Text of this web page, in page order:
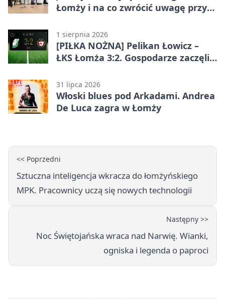
Łomży i na co zwrócić uwagę przy
1 sierpnia 2026
[PIŁKA NOŻNA] Pelikan Łowicz –
ŁKS Łomża 3:2. Gospodarze zaczęli
Liga Grupa 1 (Grupa I)
31 lipca 2026
Włoski blues pod Arkadami. Andrea
De Luca zagra w Łomży
<< Poprzedni
Sztuczna inteligencja wkracza do łomżyńskiego
MPK. Pracownicy uczą się nowych technologii
Następny >>
Noc Świętojańska wraca nad Narwię. Wianki,
ogniska i legenda o paproci